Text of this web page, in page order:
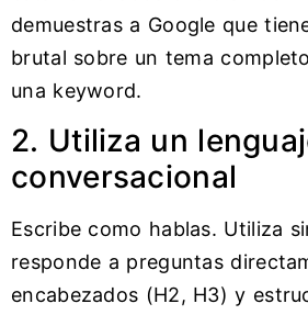
demuestras a Google que
brutal sobre un tema
una keyword.
2. Utiliza un
conversacional
Escribe como hablas. Utiliza
responde a preguntas
encabezados (H2, H3) y